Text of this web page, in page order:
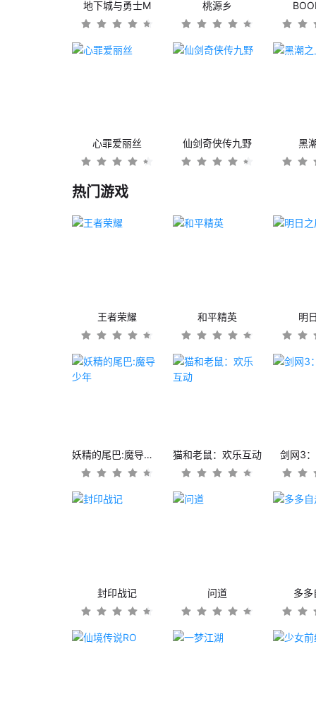
地下城与勇士M 桃源乡
心罪爱丽丝 仙剑奇侠传九野 黑
热门游戏
王者荣耀 和平精英 明
妖精的尾巴:魔导少年 猫和老鼠：欢乐互动 剑网3
封印战记 问道 多多